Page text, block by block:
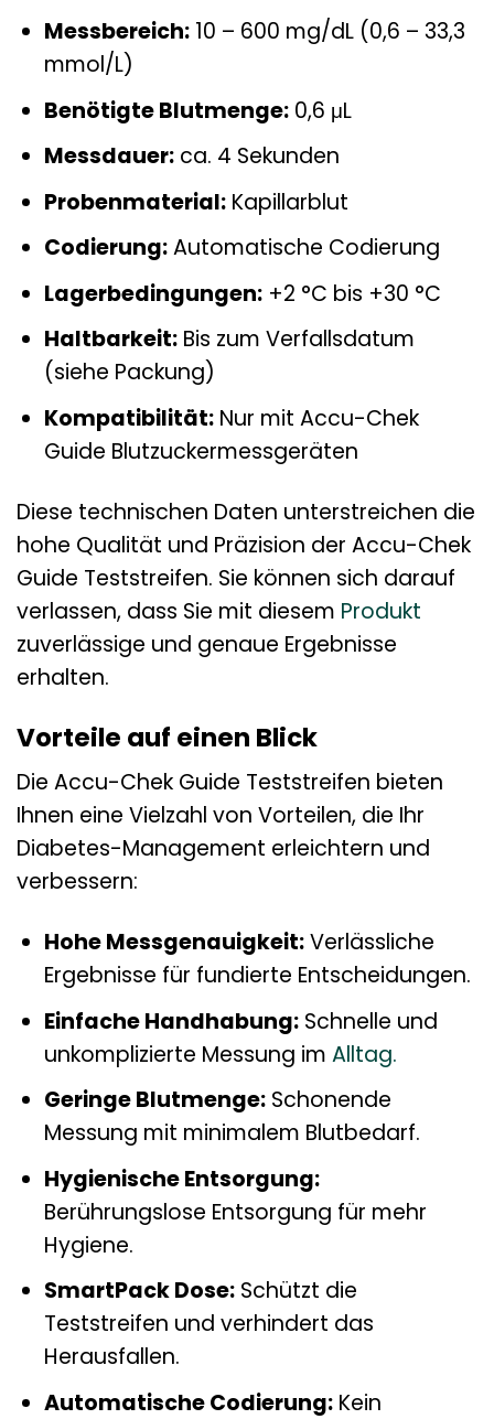
Messbereich:10 – 600 mg/dL (0,6 – 33,3
mmol/L)
Benötigte Blutmenge:0,6 μL
Messdauer:ca. 4 Sekunden
Probenmaterial:Kapillarblut
Codierung:Automatische Codierung
Lagerbedingungen:+2 °C bis +30 °C
Haltbarkeit:Bis zum Verfallsdatum
(siehe Packung)
Kompatibilität:Nur mit Accu-Chek
Guide Blutzuckermessgeräten
Diese technischen Daten unterstreichen die
hohe Qualität und Präzision der Accu-Chek
Guide Teststreifen. Sie können sich darauf
verlassen, dass Sie mit diesem Produkt
zuverlässige und genaue Ergebnisse
erhalten.
Vorteile auf einen Blick
Die Accu-Chek Guide Teststreifen bieten
Ihnen eine Vielzahl von Vorteilen, die Ihr
Diabetes-Management erleichtern und
verbessern:
Hohe Messgenauigkeit:Verlässliche
Ergebnisse für fundierte Entscheidungen.
Einfache Handhabung:Schnelle und
unkomplizierte Messung im Alltag.
Geringe Blutmenge:Schonende
Messung mit minimalem Blutbedarf.
Hygienische Entsorgung:
Berührungslose Entsorgung für mehr
Hygiene.
SmartPack Dose:Schützt die
Teststreifen und verhindert das
Herausfallen.
Automatische Codierung:Kein